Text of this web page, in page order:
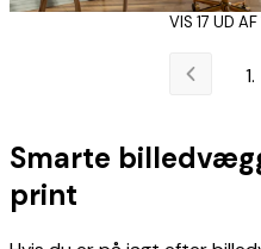
VIS 17 UD AF
Smarte
print